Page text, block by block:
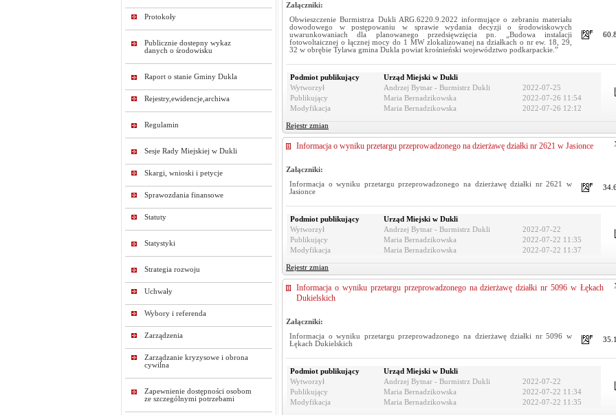
Protokoły
Publicznie dostepny wykaz
danych o środowisku
Raport o stanie Gminy Dukla
Rejestry,ewidencje,archiwa
Regulamin
Sesje Rady Miejskiej w Dukli
Skargi, wnioski i petycje
Sprawozdania finansowe
Statuty
Statystyki
Strategia rozwoju
Uchwały
Wybory i referenda
Zarządzenia
Zarządzanie kryzysowe i obrona
cywilna
Zapewnienie dostępności osobom
ze szczególnymi potrzebami
Załączniki:
Obwieszczenie Burmistrza Dukli ARG.6220.9.2022 informujące o zebraniu materiału
dowodowego w postępowaniu w sprawie wydania decyzji o środowiskowych
uwarunkowaniach dla planowanego przedsięwzięcia pn. „Budowa instalacji
fotowoltaicznej o łącznej mocy do 1 MW zlokalizowanej na działkach o nr ew. 18, 29,
32 w obrębie Tylawa gmina Dukla powiat krośnieński województwo podkarpackie.”
Podmiot publikujący
Urząd Miejski w Dukli
Wytworzył
Andrzej Bytnar - Burmistrz Dukli
2022-07-25
Publikujący
Maria Bernadzikowska
2022-07-26 11:54
Modyfikacja
Maria Bernadzikowska 2022-07-26 12:12
Rejestr zmian
Informacja o wyniku przetargu przeprowadzonego na dzierżawę działki nr 2621 w Jasionce
Załączniki:
Informacja o wyniku przetargu przeprowadzonego na dzierżawę działki nr 2621 w
Jasionce
Podmiot publikujący
Urząd Miejski w Dukli
Wytworzył
Andrzej Bytnar - Burmistrz Dukli
2022-07-22
Publikujący
Maria Bernadzikowska
2022-07-22 11:35
Modyfikacja
Maria Bernadzikowska 2022-07-22 11:37
Rejestr zmian
Informacja o wyniku przetargu przeprowadzonego na dzierżawę działki nr 5096 w Łękach
Dukielskich
Załączniki:
Informacja o wyniku przetargu przeprowadzonego na dzierżawę działki nr 5096 w
Łękach Dukielskich
Podmiot publikujący
Urząd Miejski w Dukli
Wytworzył
Andrzej Bytnar - Burmistrz Dukli
2022-07-22
Publikujący
Maria Bernadzikowska
2022-07-22 11:34
Modyfikacja
Maria Bernadzikowska 2022-07-22 11:35